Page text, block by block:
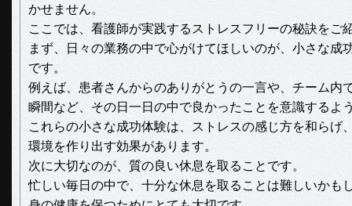
かせません。
ここでは、看護師が実践するストレスフリーの秘訣をご
まず、日々の業務の中で心がけてほしいのが、小さな成
です。
例えば、患者さんからのありがとうの一言や、チーム内
瞬間など、その日一日の中で良かったことを意識するよ
これらの小さな成功体験は、ストレスの感じ方を和らげ
環境を作り出す効果があります。
次に大切なのが、質の良い休息を取ることです。
忙しい毎日の中で、十分な休息を取ることは難しいかも